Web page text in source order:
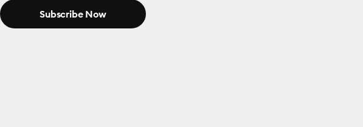
Subscribe Now